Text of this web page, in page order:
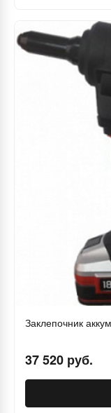
Заклепочник
37 520 руб.